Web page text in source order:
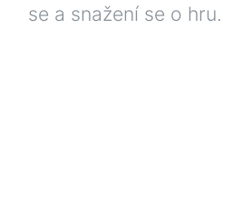
se a snažení se o hru.